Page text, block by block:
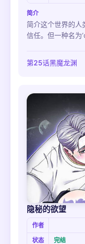
简介
简介这个世界的人
信任。但一种名为
作弊行径刚好被班
第25话黑魔龙渊
隐秘的欲望
作者
状态
完结